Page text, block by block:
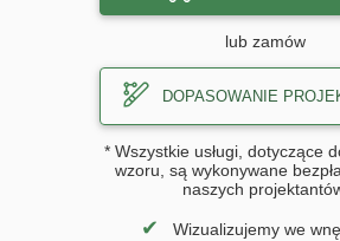
lub zamów
DOPASOWANIE
* Wszystkie usługi, dotyczące
wzoru, są wykonywane
naszych
✔ Wizualizujemy we